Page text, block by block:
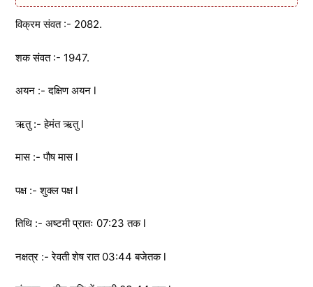
विक्रम संवत :- 2082.
शक संवत :- 1947.
अयन :- दक्षिण अयन l
ऋतु :- हेमंत ऋतु l
मास :- पौष मास l
पक्ष :- शुक्ल पक्ष l
तिथि :- अष्टमी प्रातः 07:23 तक l
नक्षत्र :- रेवती शेष रात 03:44 बजेतक l